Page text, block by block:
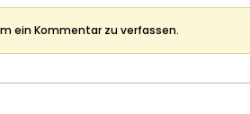
ein Kommentar zu verfassen.